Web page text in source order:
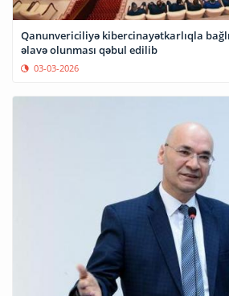
Qanunvericiliyə kibercinayətkarlıqla
əlavə olunması qəbul edilib
03-03-2026